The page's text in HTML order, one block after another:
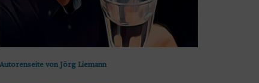
Autorenseite von Jörg Liemann